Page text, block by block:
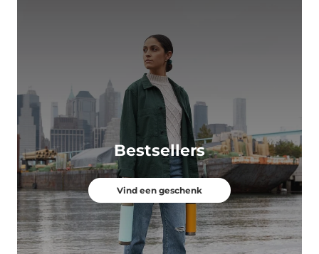
Bestsellers
Vind een geschenk